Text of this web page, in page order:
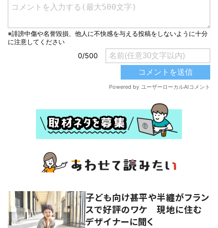
子ども向け甚平や半纏がフラン
スで好評のワケ 現地に住む
デザイナーに聞く